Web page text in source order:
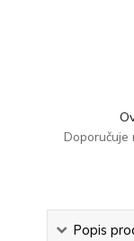
Doporučuje
Popis